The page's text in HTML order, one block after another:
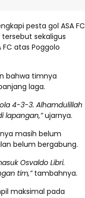
pesta gol ASA FC
sekaligus
atas Poggolo
bahwa timnya
laga.
4-3-3. Alhamdulillah
lapangan,”ujarnya.
masih belum
belum bergabung.
Osvaldo Libri.
tim,”tambahnya.
maksimal pada